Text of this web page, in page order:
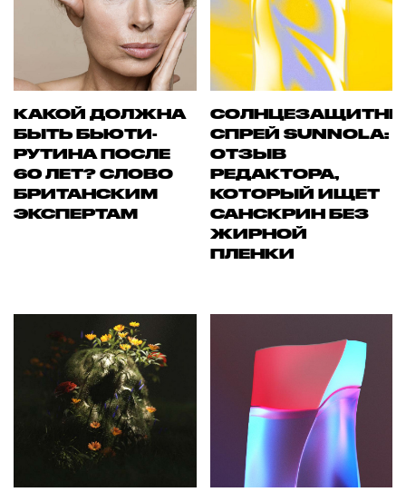
КАКОЙ ДОЛЖНА
БЫТЬ БЬЮТИ-
РУТИНА ПОСЛЕ
60 ЛЕТ? СЛОВО
БРИТАНСКИМ
ЭКСПЕРТАМ
СПРЕЙ SUNNOLA:
ОТЗЫВ
РЕДАКТОРА,
КОТОРЫЙ ИЩЕТ
САНСКРИН БЕЗ
ЖИРНОЙ
ПЛЕНКИ